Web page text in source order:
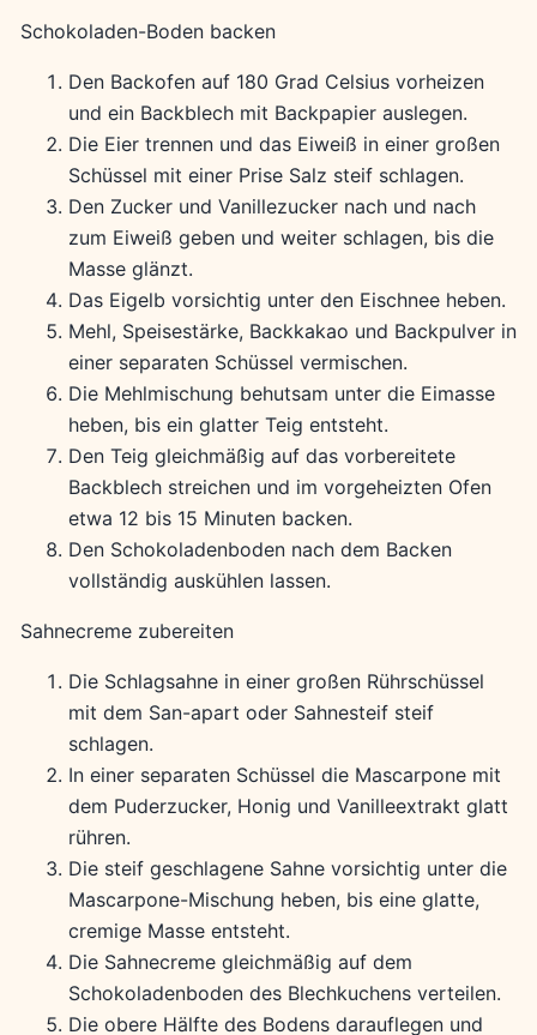
Schokoladen-Boden backen
Den Backofen auf 180 Grad Celsius vorheizen
und ein Backblech mit Backpapier auslegen.
Die Eier trennen und das Eiweiß in einer großen
Schüssel mit einer Prise Salz steif schlagen.
Den Zucker und Vanillezucker nach und nach
zum Eiweiß geben und weiter schlagen, bis die
Masse glänzt.
Das Eigelb vorsichtig unter den Eischnee heben.
Mehl, Speisestärke, Backkakao und Backpulver in
einer separaten Schüssel vermischen.
Die Mehlmischung behutsam unter die Eimasse
heben, bis ein glatter Teig entsteht.
Den Teig gleichmäßig auf das vorbereitete
Backblech streichen und im vorgeheizten Ofen
etwa 12 bis 15 Minuten backen.
Den Schokoladenboden nach dem Backen
vollständig auskühlen lassen.
Sahnecreme zubereiten
Die Schlagsahne in einer großen Rührschüssel
mit dem San-apart oder Sahnesteif steif
schlagen.
In einer separaten Schüssel die Mascarpone mit
dem Puderzucker, Honig und Vanilleextrakt glatt
rühren.
Die steif geschlagene Sahne vorsichtig unter die
Mascarpone-Mischung heben, bis eine glatte,
cremige Masse entsteht.
Die Sahnecreme gleichmäßig auf dem
Schokoladenboden des Blechkuchens verteilen.
Die obere Hälfte des Bodens darauflegen und